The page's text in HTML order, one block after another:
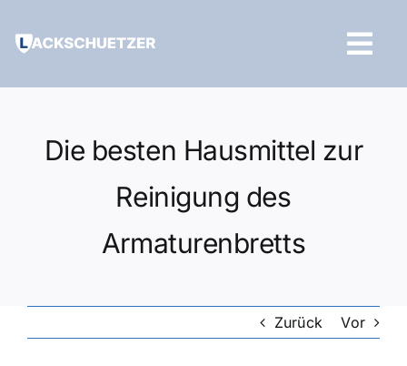
Inhalt
Die besten Hausmittel zur
Reinigung des
Armaturenbretts
Zurück Vor